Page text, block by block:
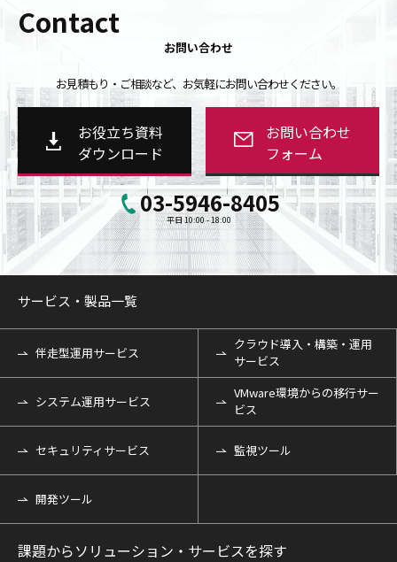
Contact
お問い合わせ
お見積もり・ご相談など、お気軽にお問い合わせください。
お役立ち資料
ダウンロード
お問い合わせ
フォーム
03-5946-8405
平日 10:00 - 18:00
サービス・製品一覧
伴走型運用サービス
クラウド導入・構築・運用
サービス
システム運用サービス
VMware環境からの移行サー
ビス
セキュリティサービス 監視ツール
開発ツール
課題からソリューション・サービスを探す